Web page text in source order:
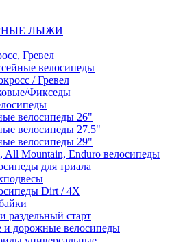
ЛЫЖИ
Гревел
велосипеды
/ Гревел
Фикседы
велосипеды 26"
велосипеды 27.5"
велосипеды 29"
All Mountain, Enduro велосипеды
для триала
Dirt / 4X
раздельный старт
и дорожные велосипеды